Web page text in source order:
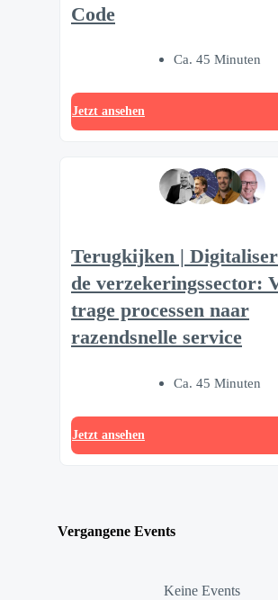
Code
Ca. 45 Minuten
Jetzt ansehen
Terugkijken |
de verzekeringssector:
trage processen naar
razendsnelle service
Ca. 45 Minuten
Jetzt ansehen
Vergangene Events
Keine Events